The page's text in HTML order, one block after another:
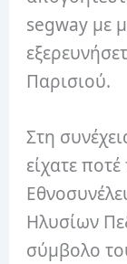
segway με
Παρισιού.
Στη
είχατε
Ηλυσίων
σύμβολο